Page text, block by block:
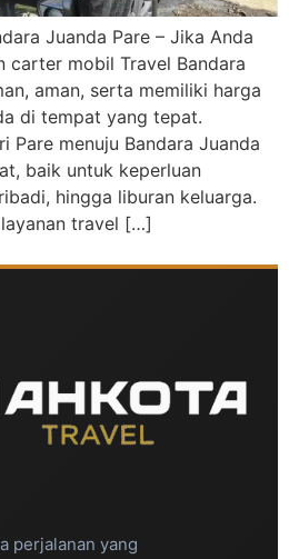
Juanda Pare – Jika Anda
carter mobil Travel Bandara
aman, serta memiliki harga
di tempat yang tepat.
Pare menuju Bandara Juanda
baik untuk keperluan
hingga liburan keluarga.
travel […]
perjalanan yang